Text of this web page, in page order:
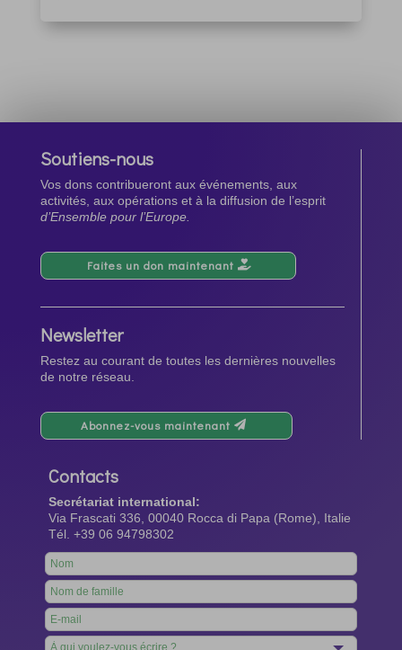
Soutiens-nous
Vos dons contribueront aux événements, aux
activités, aux opérations et à la diffusion de l’esprit
d’Ensemble pour l’Europe.
Faites un don maintenant
Newsletter
Restez au courant de toutes les dernières nouvelles
de notre réseau.
Abonnez-vous maintenant
Contacts
Secrétariat international:
Via Frascati 336, 00040 Rocca di Papa (Rome), Italie
Tél. +39 06 94798302
Leave
this
field
blank